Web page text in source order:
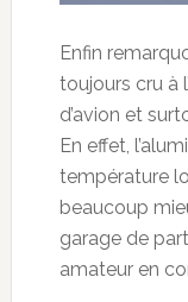
Enfin
toujours cru à
d’avion et
En effet,
température
beaucoup
garage de
amateur en